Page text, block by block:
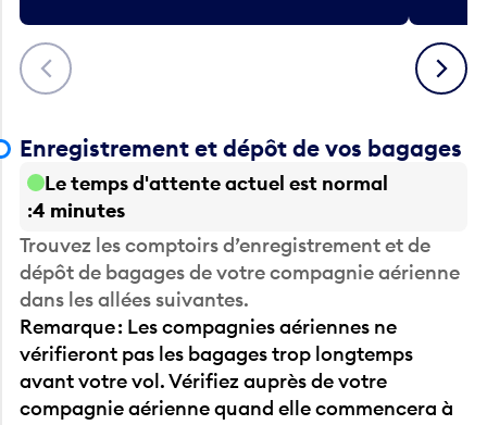
Précédent Suivant
Le temps d'attente actuel est normal
4 minutes
Trouvez les comptoirs d’enregistrement et de
dépôt de bagages de votre compagnie aérienne
dans les allées suivantes.
Remarque : Les compagnies aériennes ne
vérifieront pas les bagages trop longtemps
avant votre vol. Vérifiez auprès de votre
compagnie aérienne quand elle commencera à
accepter les bagages.